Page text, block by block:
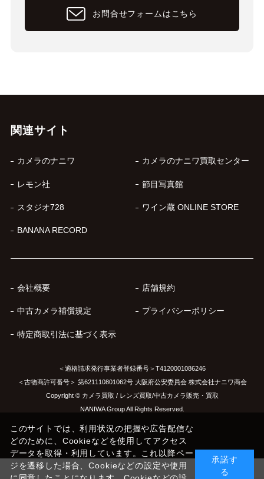
お問合せフォームはこちら
関連サイト
カメラのナニワ カメラのナニワ買取センター
レモン社 節目写真館
スタジオ728 ワイン蔵 ONLINE STORE
BANANA RECORD
会社概要 店舗規約
中古カメラ補償規定 プライバシーポリシー
特定商取引法に基づく表示
＜適格請求発行事業者登録番号＞T4120001086246
＜古物商許可番号＞ 第621110801062号 大阪府公安委員会 株式会社ナニワ商会
Copyright © カメラ買取 / レンズ買取/中古カメラ販売・買取
NANIWA Group All Rights Reserved.
このサイトでは、利用状況の把握や広告配信な
どのために、Cookieなどを使用してアクセス
データを取得・利用しています。これ以降ペー
ジを遷移した場合、Cookieなどの設定や使用
承諾す
る